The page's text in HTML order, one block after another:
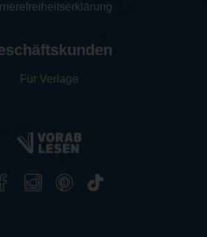
Für Verlage